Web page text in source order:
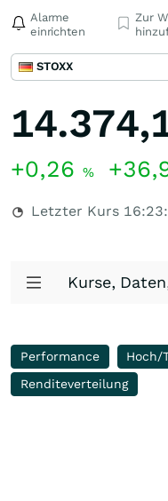
Alarme
einrichten
Zur
STOXX
+0,26 %
Letzter Kurs
Kurse,
Performance Hoch/
Renditeverteilung